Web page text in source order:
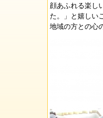
顔あふれる楽し
た。」と嬉しい
地域の方との心